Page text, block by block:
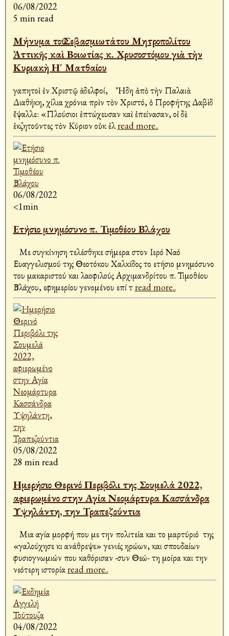
06/08/2022
5 min read
Μήνυμα τοῦ Σεβασμιωτάτου Μητροπολίτου
Ἀττικῆς καὶ Βοιωτίας κ. Χρυσοστόμου γιὰ τὴν
Κυριακὴ Η΄ Ματθαίου
Ἀγαπητοὶ ἐν Χριστῷ ἀδελφοί, Ἤδη ἀπὸ τὴν Παλαιὰ
Διαθήκη, χίλια χρόνια πρὶν τὸν Χριστό, ὁ Προφήτης Δαβὶδ
ἔψαλλε: «Πλούσιοι ἐπτώχευσαν καὶ ἐπείνασαν, οἱ δὲ
ἐκζητοῦντες τὸν Κύριον οὐκ ἐλread more..
06/08/2022
<1min
Ετήσιο μνημόσυνο π. Τιμοθέου Βλάχου
Με συγκίνηση τελέσθηκε σήμερα στον Ιερό Ναό
Ευαγγελισμού της Θεοτόκου Χαλκίδος το ετήσιο μνημόσυνο
του μακαριστού και λαοφιλούς Αρχιμανδρίτου π. Τιμοθέου
Βλάχου, εφημερίου γενομένου επί τread more..
05/08/2022
28 min read
Ημερήσιο Θερινό Περιβόλι της Σουμελά 2022,
αφιερωμένο στην Αγία Νεομάρτυρα Κασσάνδρα
Υψηλάντη, την Τραπεζούντια
Μια αγία μορφή που με την πολιτεία και το μαρτύριό της
«γαλούχησε κι ανάθρεψε» γενιές ηρώων, και σπουδαίων
φυσιογνωμιών που καθόρισαν -συν Θεώ- τη μοίρα και την
νεότερη ιστορίαread more..
04/08/2022